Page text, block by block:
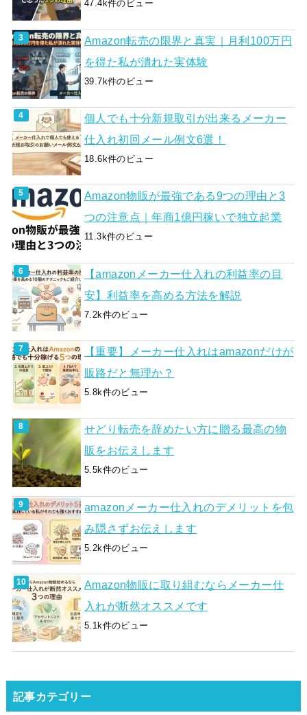
47.4k件のビュー
Amazon転売の限界と真実｜月利100万円
を得た私が潰れた実体験
39.7k件のビュー
個人でも十分新規取引が出来るメーカー
仕入れ初回メール例文6選！
18.6k件のビュー
Amazon物販が最強である9つの理由と3
つの注意点｜年商1億円稼いで独立起業
11.3k件のビュー
【amazonメーカー仕入れの利益率の目
安】利益率を高める方法を解説
7.2k件のビュー
【重要】メーカー仕入れはamazonだけが
販路だと無理か？
5.8k件のビュー
せどり転売を辞めたい方に贈る最高の物
販をお伝えします
5.5k件のビュー
amazonメーカー仕入れのデメリットを包
み隠さずお伝えします
5.2k件のビュー
Amazon物販に取り組むならメーカー仕
入れが断然オススメです
5.1k件のビュー
記事カテゴリー